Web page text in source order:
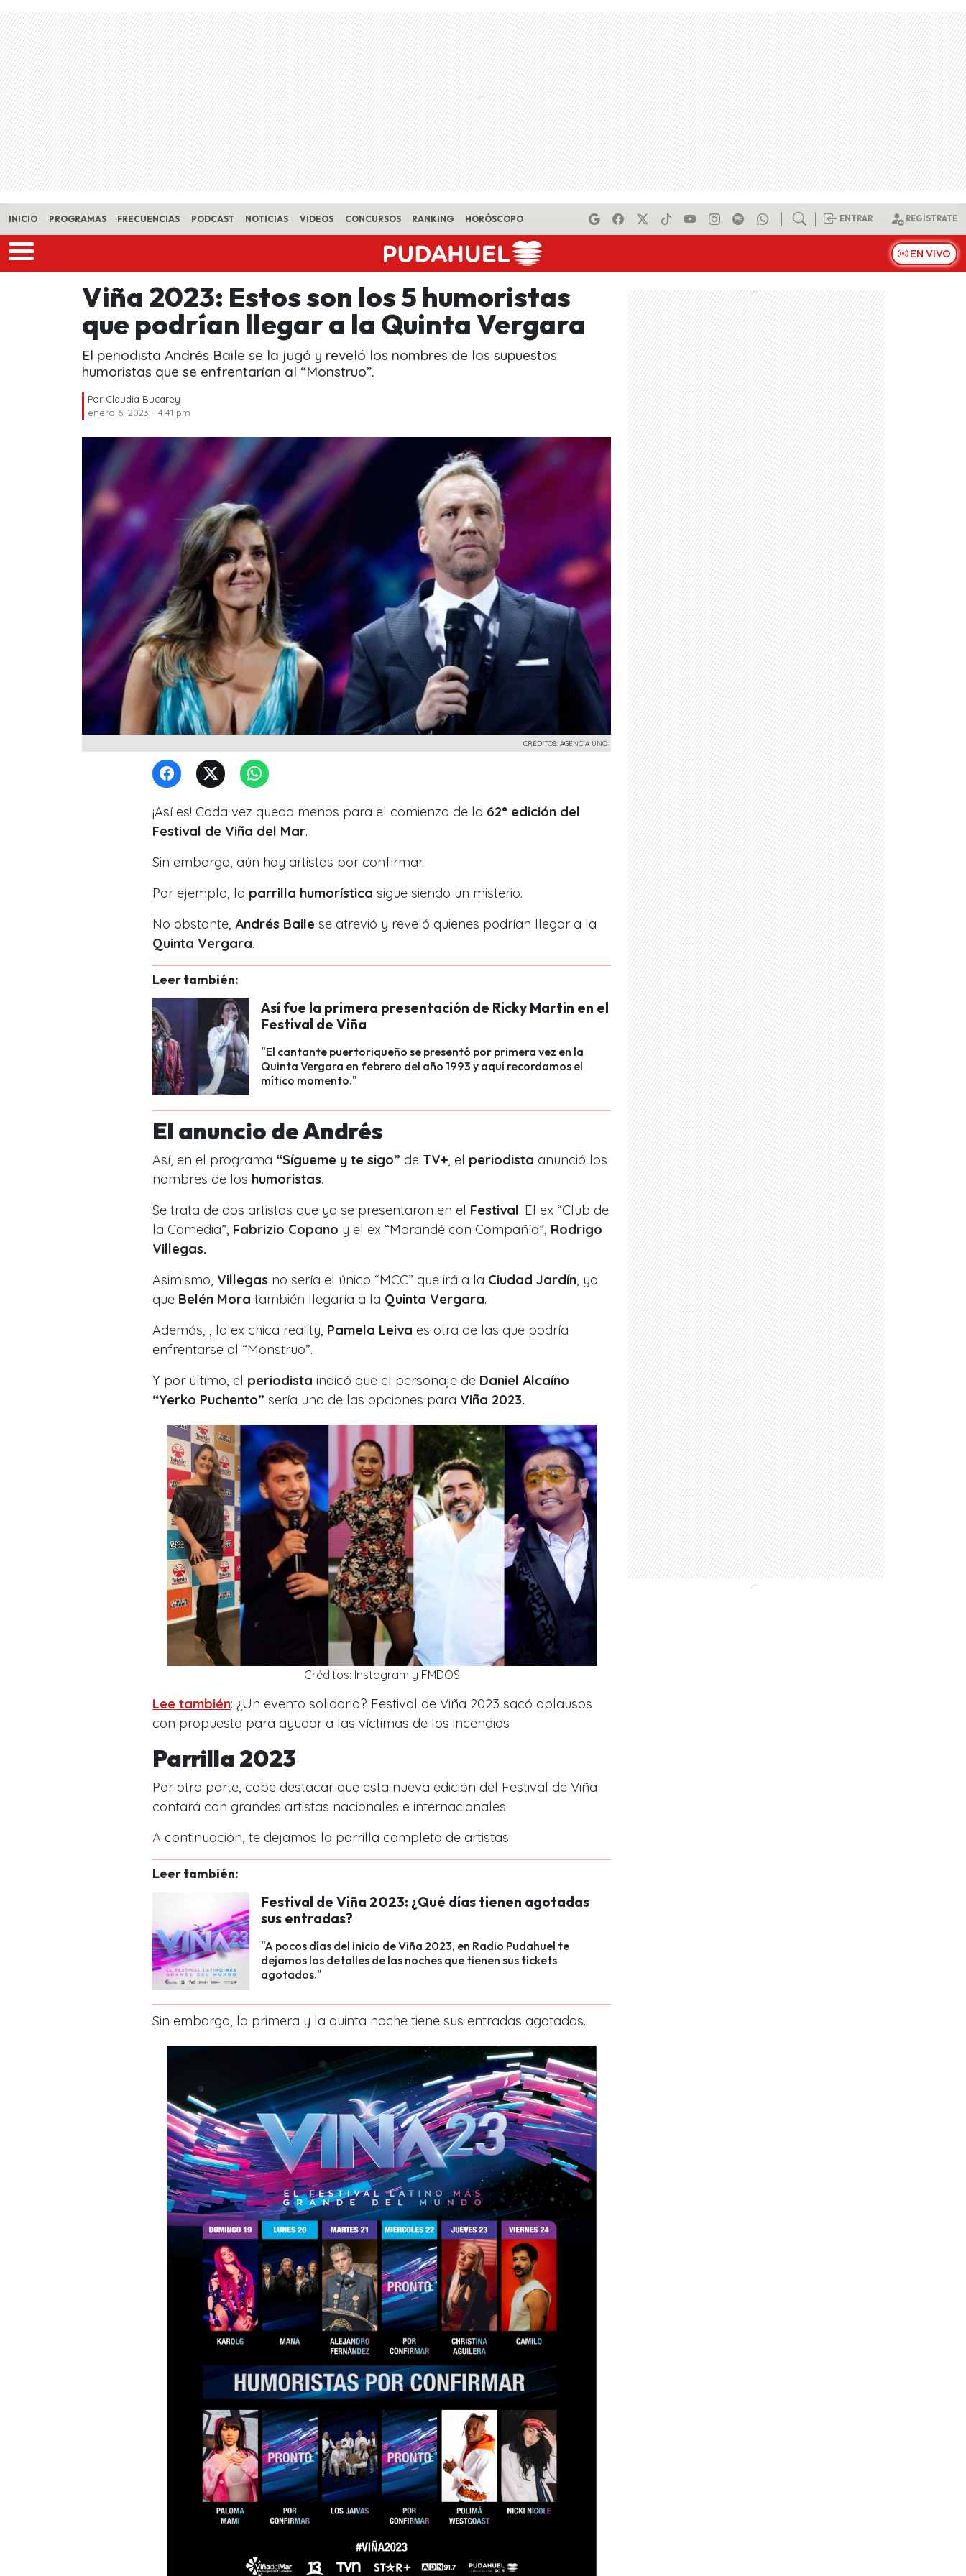
Skip to main content
INICIO PROGRAMAS FRECUENCIAS PODCAST NOTICIAS VIDEOS CONCURSOS RANKING HORÓSCOPO ENTRAR REGÍSTRATE
EN VIVO
Viña 2023: Estos son los 5 humoristas
que podrían llegar a la Quinta Vergara
El periodista Andrés Baile se la jugó y reveló los nombres de los supuestos
humoristas que se enfrentarían al “Monstruo”.
Por Claudia Bucarey
enero 6, 2023 - 4:41 pm
CRÉDITOS: AGENCIA UNO
¡Así es! Cada vez queda menos para el comienzo de la 62° edición del
Festival de Viña del Mar.
Sin embargo, aún hay artistas por confirmar.
Por ejemplo, la parrilla humorística sigue siendo un misterio.
No obstante, Andrés Baile se atrevió y reveló quienes podrían llegar a la
Quinta Vergara.
Leer también:
Así fue la primera presentación de Ricky Martin en el
Festival de Viña
"El cantante puertoriqueño se presentó por primera vez en la
Quinta Vergara en febrero del año 1993 y aquí recordamos el
mítico momento."
El anuncio de Andrés
Así, en el programa “Sígueme y te sigo” de TV+, el periodista anunció los
nombres de los humoristas.
Se trata de dos artistas que ya se presentaron en el Festival: El ex “Club de
la Comedia” Fabrizio Copano y el ex “Morandé con Compañía” Rodrigo
Villegas.
Asimismo, Villegas no sería el único “MCC” que irá a la Ciudad Jardín , ya
que Belén Mora también llegaría a la Quinta Vergara.
Además, , la ex chica reality, Pamela Leiva es otra de las que podría
enfrentarse al “Monstruo”.
Y por último, el periodista indicó que el personaje de Daniel Alcaíno
“Yerko Puchento” sería una de las opciones para Viña 2023.
Créditos: Instagram y FMDOS
Lee también: ¿Un evento solidario? Festival de Viña 2023 sacó aplausos
con propuesta para ayudar a las víctimas de los incendios
Parrilla 2023
Por otra parte, cabe destacar que esta nueva edición del Festival de Viña
contará con grandes artistas nacionales e internacionales.
A continuación, te dejamos la parrilla completa de artistas.
Leer también:
Festival de Viña 2023: ¿Qué días tienen agotadas
sus entradas?
"A pocos días del inicio de Viña 2023, en Radio Pudahuel te
dejamos los detalles de las noches que tienen sus tickets
agotados."
Sin embargo, la primera y la quinta noche tiene sus entradas agotadas.